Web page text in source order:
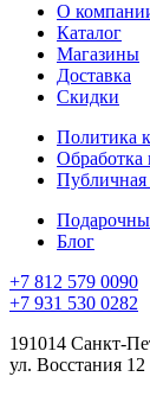
О
Каталог
Магазины
Доставка
Скидки
Политика
Обработка
Публичная
Блог
+7 812 579 0090
+7 931 530 0282
191014 Санкт-
ул. Восстания 12